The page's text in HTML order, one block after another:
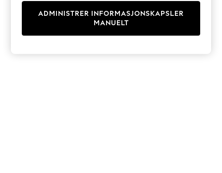
T-Shirts
ADMINISTRER INFORMASJONSKAPSLER
MANUELT